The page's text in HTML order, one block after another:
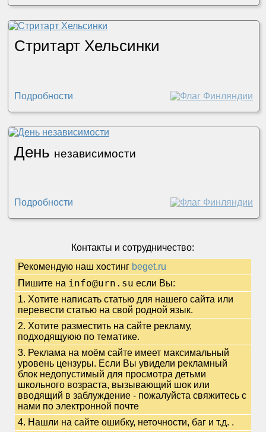
Стритарт Хельсинки
Подробности
День независимости
Подробности
Контакты и сотрудничество:
Рекомендую наш хостинг beget.ru
Пишите на info@urn.su если Вы:
1. Хотите написать статью для нашего сайта или
перевести статью на свой родной язык.
2. Хотите разместить на сайте рекламу,
подходящуюю по тематике.
3. Реклама на моём сайте имеет максимальный
уровень цензуры. Если Вы увидели рекламный
блок недопустимый для просмотра детьми
школьного возраста, вызывающий шок или
вводящий в заблуждение - пожалуйста свяжитесь с
нами по электронной почте
4. Нашли на сайте ошибку, неточности, баг и т.д. .